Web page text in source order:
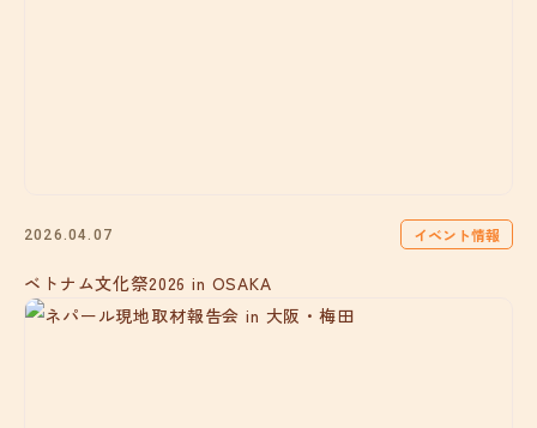
2026.04.07 イベント情報
ベトナム文化祭2026 in OSAKA